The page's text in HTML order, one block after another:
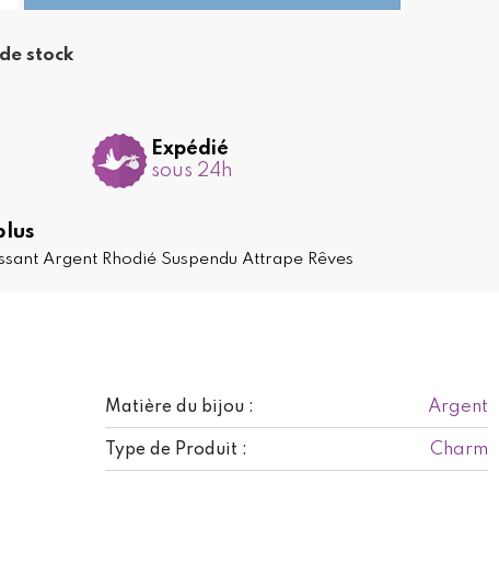
Matière du bijou : Argent
Type de Produit : Charm
stock
Expédié
sous 24h
Argent Rhodié Suspendu Attrape Rêves